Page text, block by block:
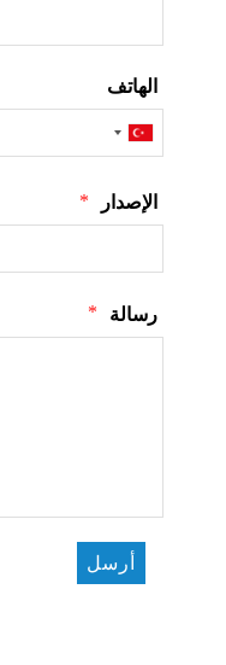
الهاتف
الإصدار *
رسالة *
أرسل